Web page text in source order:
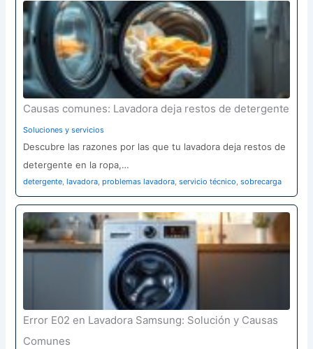
Causas comunes: Lavadora deja restos de detergente
Soluciones y servicios
Descubre las razones por las que tu lavadora deja restos de
detergente en la ropa,…
detergente,lavadora,problemas lavadora,servicio técnico,sobrecarga
Error E02 en Lavadora Samsung: Solución y Causas
Comunes